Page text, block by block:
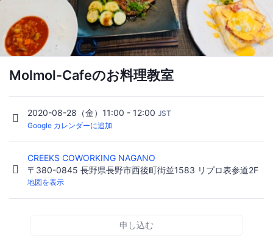
Molmol-Cafeのお料理教室
2020-08-28（金）11:00 - 12:00 JST
Google カレンダーに追加
CREEKS COWORKING NAGANO
〒380-0845 長野県長野市西後町街並1583 リプロ表参道2F
地図を表示
申し込む